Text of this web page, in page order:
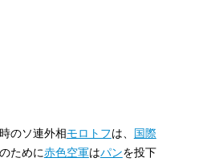
のソ連外相モロトフは、 国際
ために赤色空軍はパンを投下